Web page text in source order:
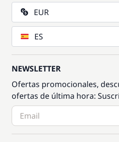
EUR
ES
NEWSLETTER
Ofertas promocionales,
ofertas de última hora: